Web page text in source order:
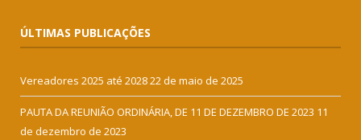
ÚLTIMAS PUBLICAÇÕES
Vereadores 2025 até 202822 de maio de 2025
PAUTA DA REUNIÃO ORDINÁRIA, DE 11 DE DEZEMBRO DE 2023 11
de dezembro de 2023